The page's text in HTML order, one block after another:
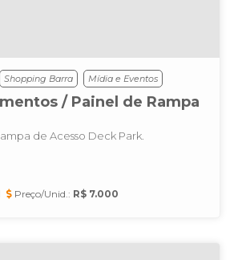
Shopping Barra Mídia e Eventos
/ Painel de Rampa
de Acesso Deck Park.
Preço/Unid.: R$ 7.000